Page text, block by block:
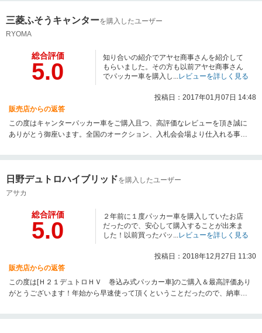
たらご連絡頂ければご相談に乗りますので お気軽にお問合せ下さい。 近くま
で来た際には是非立ち寄って下さいね♪
三菱ふそうキャンターを購入したユーザー
RYOMA
総合評価
5.0
知り合いの紹介でアヤセ商事さんを紹介して
もらいました。その方も以前アヤセ商事さん
でパッカー車を購入し...レビューを詳しく見る
投稿日：2017年01月07日 14:48
販売店からの返答
この度はキャンターパッカー車をご購入且つ、高評価なレビューを頂き誠に
ありがとう御座います。全国のオークション、入札会会場より仕入れる事が
整備に関しても自社整備工場と近くに鈑金屋さんがありいつでも迅速に対応
通り納車する事ができ社員一同大変嬉しく思います。お客様のお仕事のお手
伝いが少しでもできればと思いますので、何かあればお気軽にお問合せ下さ
も飲みながらお話ししましょう♪
日野デュトロハイブリッドを購入したユーザー
アサカ
総合評価
5.0
２年前に１度パッカー車を購入していたお店
だったので、安心して購入することが出来ま
した！以前買ったパッ...レビューを詳しく見る
投稿日：2018年12月27日 11:30
販売店からの返答
この度は[Ｈ２１デュトロＨＶ 巻込み式パッカー車]のご購入＆最高評価あり
がとうございます！年始から早速使って頂くということだったので、納車が
ていないか少し不安だったのですが、そう言ってもらえると一安心です。お